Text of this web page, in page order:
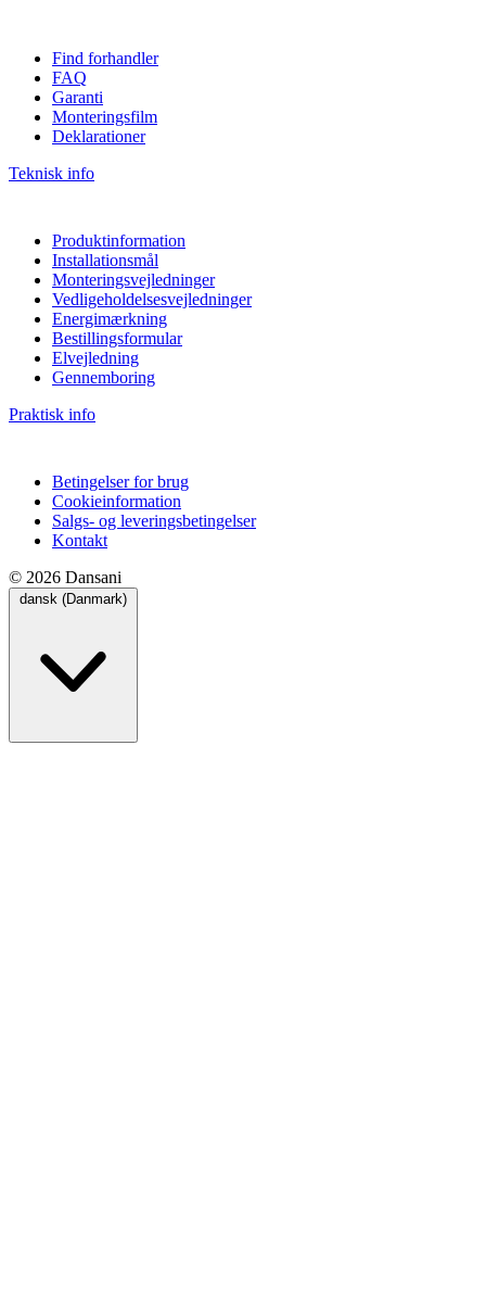
Find forhandler
FAQ
Garanti
Monteringsfilm
Deklarationer
Teknisk info
Produktinformation
Installationsmål
Monteringsvejledninger
Vedligeholdelsesvejledninger
Energimærkning
Bestillingsformular
Elvejledning
Gennemboring
Praktisk info
Betingelser for brug
Cookieinformation
Salgs- og leveringsbetingelser
Kontakt
© 2026 Dansani
dansk (Danmark)